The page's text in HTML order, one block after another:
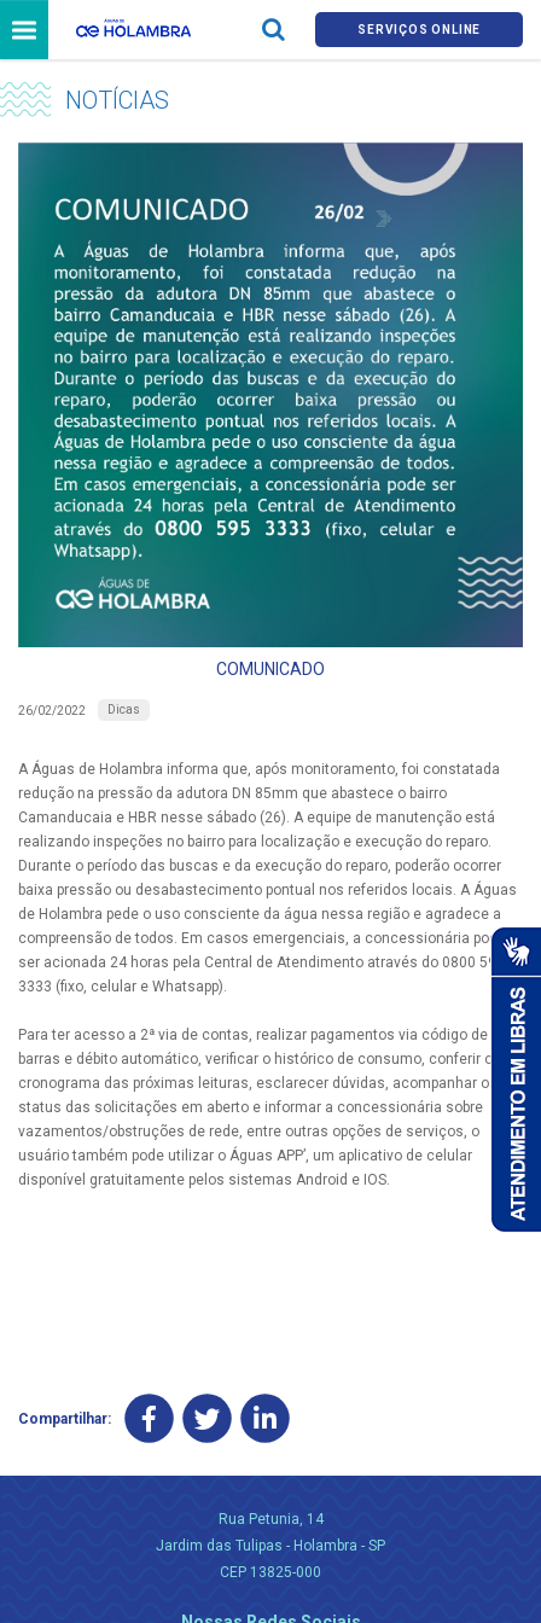
SERVIÇOS ONLINE
NOTÍCIAS
COMUNICADO
26/02/2022 Dicas
A Águas de Holambra informa que, após monitoramento, foi constatada
redução na pressão da adutora DN 85mm que abastece o bairro
Camanducaia e HBR nesse sábado (26). A equipe de manutenção está
realizando inspeções no bairro para localização e execução do reparo.
Durante o período das buscas e da execução do reparo, poderão ocorrer
baixa pressão ou desabastecimento pontual nos referidos locais. A Águas
de Holambra pede o uso consciente da água nessa região e agradece a
compreensão de todos. Em casos emergenciais, a concessionária pode
ser acionada 24 horas pela Central de Atendimento através do 0800 595
3333 (fixo, celular e Whatsapp).
Para ter acesso a 2ª via de contas, realizar pagamentos via código de
barras e débito automático, verificar o histórico de consumo, conferir o
cronograma das próximas leituras, esclarecer dúvidas, acompanhar os
status das solicitações em aberto e informar a concessionária sobre
vazamentos/obstruções de rede, entre outras opções de serviços, o
usuário também pode utilizar o Águas APP’, um aplicativo de celular
disponível gratuitamente pelos sistemas Android e IOS.
Compartilhar:
Rua Petunia, 14
Jardim das Tulipas - Holambra - SP
CEP 13825-000